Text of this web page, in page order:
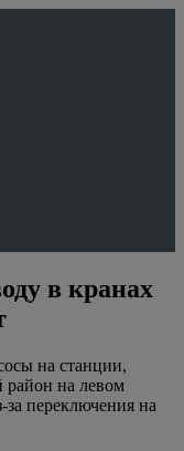
в кранах
на станции,
на левом
переключения на